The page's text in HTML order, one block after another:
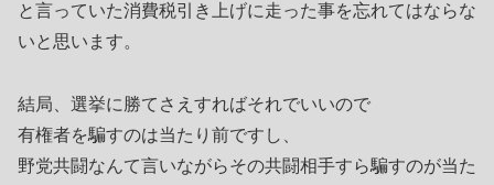
と言っていた消費税引き上げに走った事を忘れてはならな
いと思います。
結局、選挙に勝てさえすればそれでいいので
有権者を騙すのは当たり前ですし、
野党共闘なんて言いながらその共闘相手すら騙すのが当た